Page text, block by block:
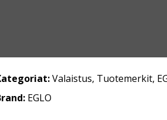
Valaistus, Tuotemerkit,
EGLO